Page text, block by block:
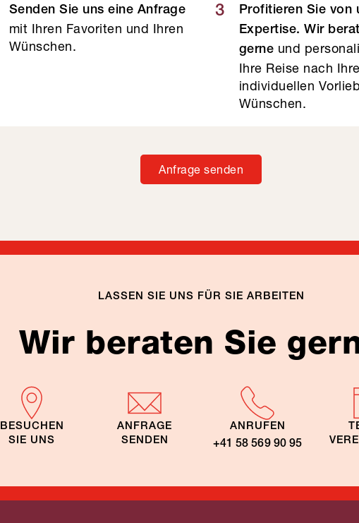
Senden Sie uns eine Anfrage
mit Ihren Favoriten und Ihren
Wünschen.
3
Profitieren Sie von
Expertise. Wir
gerne und
Ihre Reise nach
individuellen
Wünschen.
Anfrage senden
LASSEN SIE UNS FÜR SIE ARBEITEN
Wir beraten Sie
BESUCHEN
SIE UNS
ANFRAGE
SENDEN
ANRUFEN
+41 58 569 90 95